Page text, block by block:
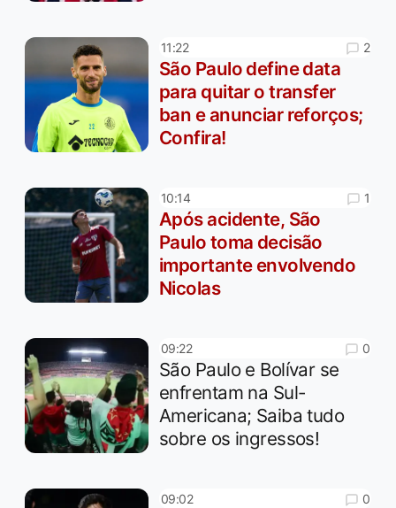
11:22 2
São Paulo define data
para quitar o transfer
ban e anunciar reforços;
Confira!
10:14 1
Após acidente, São
Paulo toma decisão
importante envolvendo
Nicolas
09:22 0
São Paulo e Bolívar se
enfrentam na Sul-
Americana; Saiba tudo
sobre os ingressos!
09:02 0